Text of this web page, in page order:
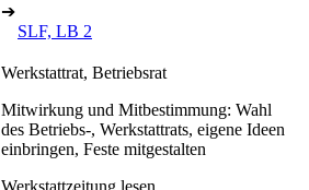
➔
SLF, LB 2
Werkstattrat, Betriebsrat
Mitwirkung und Mitbestimmung: Wahl
des Betriebs-, Werkstattrats, eigene Ideen
einbringen, Feste mitgestalten
Werkstattzeitung lesen